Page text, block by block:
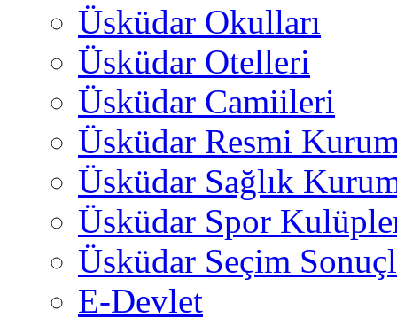
Üsküdar Okulları
Üsküdar Otelleri
Üsküdar Camiileri
Üsküdar Resmi
Üsküdar Sağlık
Üsküdar Spor
Üsküdar Seçim
E-Devlet